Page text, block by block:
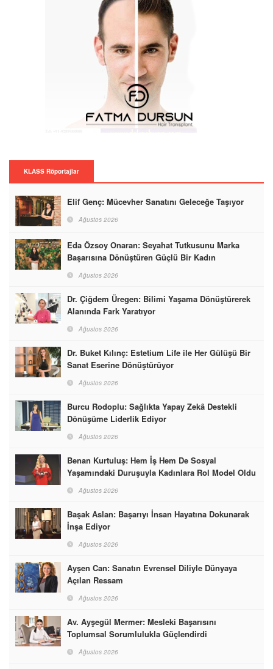
KLASS Röportajlar
Elif Genç: Mücevher Sanatını Geleceğe Taşıyor
Ağustos 2026
Eda Özsoy Onaran: Seyahat Tutkusunu Marka
Başarısına Dönüştüren Güçlü Bir Kadın
Ağustos 2026
Dr. Çiğdem Üregen: Bilimi Yaşama Dönüştürerek
Alanında Fark Yaratıyor
Ağustos 2026
Dr. Buket Kılınç: Estetium Life ile Her Gülüşü Bir
Sanat Eserine Dönüştürüyor
Ağustos 2026
Burcu Rodoplu: Sağlıkta Yapay Zekâ Destekli
Dönüşüme Liderlik Ediyor
Ağustos 2026
Benan Kurtuluş: Hem İş Hem De Sosyal
Yaşamındaki Duruşuyla Kadınlara Rol Model Oldu
Ağustos 2026
Başak Aslan: Başarıyı İnsan Hayatına Dokunarak
İnşa Ediyor
Ağustos 2026
Ayşen Can: Sanatın Evrensel Diliyle Dünyaya
Açılan Ressam
Ağustos 2026
Av. Ayşegül Mermer: Mesleki Başarısını
Toplumsal Sorumlulukla Güçlendirdi
Ağustos 2026